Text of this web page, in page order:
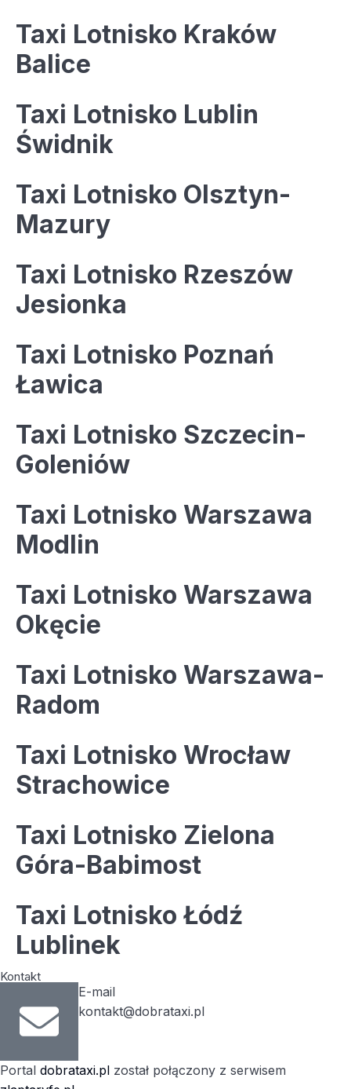
Taxi Lotnisko Kraków
Balice
Taxi Lotnisko Lublin
Świdnik
Taxi Lotnisko Olsztyn-
Mazury
Taxi Lotnisko Rzeszów
Jesionka
Taxi Lotnisko Poznań
Ławica
Taxi Lotnisko Szczecin-
Goleniów
Taxi Lotnisko Warszawa
Modlin
Taxi Lotnisko Warszawa
Okęcie
Taxi Lotnisko Warszawa-
Radom
Taxi Lotnisko Wrocław
Strachowice
Taxi Lotnisko Zielona
Góra-Babimost
Taxi Lotnisko Łódź
Lublinek
Kontakt
E-mail
kontakt@dobrataxi.pl
Portal dobrataxi.pl został połączony z serwisem